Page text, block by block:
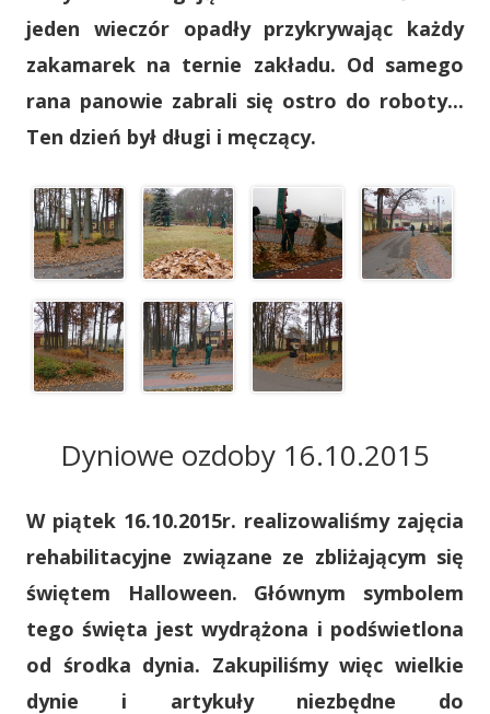
jeden wieczór opadły przykrywając każdy
zakamarek na ternie zakładu. Od samego
rana panowie zabrali się ostro do roboty...
Ten dzień był długi i męczący.
Dyniowe ozdoby 16.10.2015
W piątek 16.10.2015r. realizowaliśmy zajęcia
rehabilitacyjne związane ze zbliżającym się
świętem Halloween. Głównym symbolem
tego święta jest wydrążona i podświetlona
od środka dynia. Zakupiliśmy więc wielkie
dynie i artykuły niezbędne do